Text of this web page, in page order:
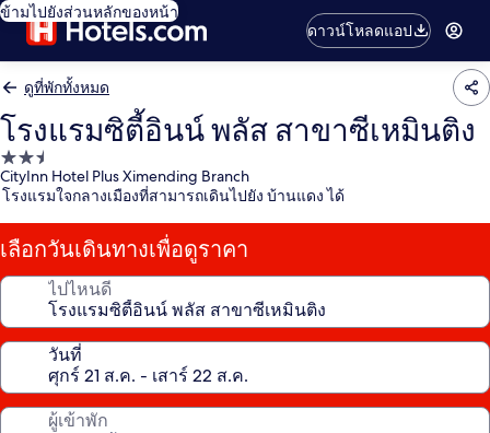
ข้ามไปยังส่วนหลักของหน้า
ดาวน์โหลดแอป
ดูที่พักทั้งหมด
โรงแรมซิตี้อินน์ พลัส สาขาซีเหมินติง
ที่พัก
2.5
CityInn Hotel Plus Ximending Branch
โรงแรมใจกลางเมืองที่สามารถเดินไปยัง บ้านแดง ได้
เลือกวันเดินทางเพื่อดูราคา
ไปไหนดี
วันที่
ผู้เข้าพัก